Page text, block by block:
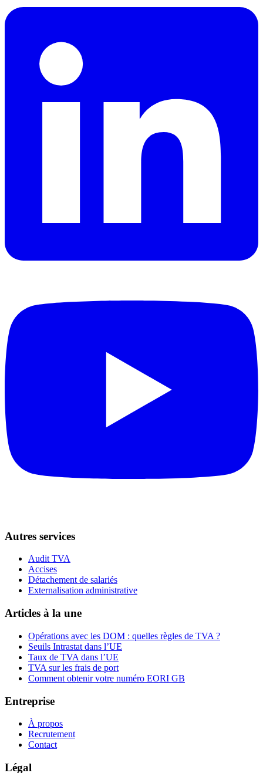
Autres services
Audit TVA
Accises
Détachement de salariés
Externalisation administrative
Articles à la une
Opérations avec les DOM : quelles règles de TVA ?
Seuils Intrastat dans l’UE
Taux de TVA dans l’UE
TVA sur les frais de port
Comment obtenir votre numéro EORI GB
Entreprise
À propos
Recrutement
Contact
Légal